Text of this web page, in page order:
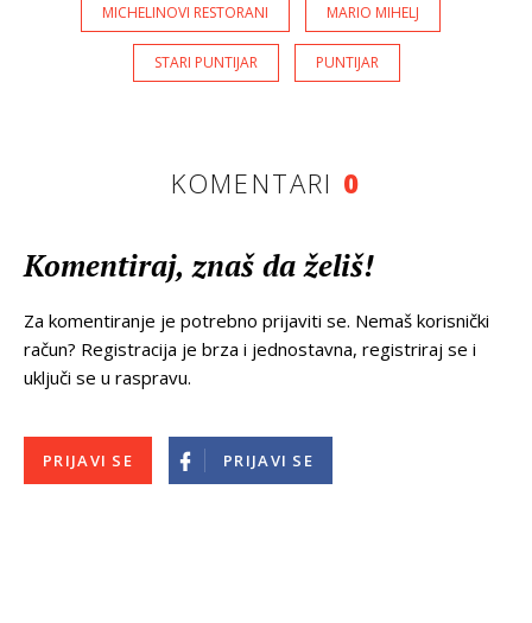
MICHELINOVI RESTORANI MARIO MIHELJ
STARI PUNTIJAR PUNTIJAR
KOMENTARI 0
Komentiraj, znaš da želiš!
Za komentiranje je potrebno prijaviti se. Nemaš korisnički
račun? Registracija je brza i jednostavna, registriraj se i
uključi se u raspravu.
PRIJAVI SE PRIJAVI SE